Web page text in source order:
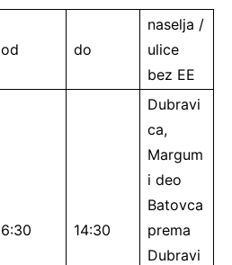
od do
naselja /
ulice
bez EE
6:30 14:30
Dubravi
ca,
Margum
i deo
Batovca
prema
Dubravi